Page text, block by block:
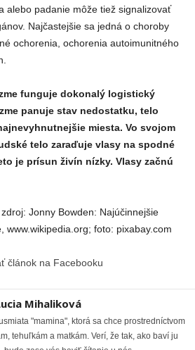
alebo padanie môže tiež signalizovať
Najčastejšie sa jedná o choroby
ochorenia, ochorenia autoimunitného
funguje dokonalý logistický
panuje stav nedostatku, telo
miesta. Vo svojom
telo zaraďuje vlasy na spodné
je prísun živín nízky. Vlasy začnú
Jonny Bowden: Najúčinnejšie
www.wikipedia.org; foto: pixabay.com
článok na Facebooku
Mihaliková
"mamina", ktorá sa chce prostredníctvom
tehuľkám a matkám. Verí, že tak, ako baví ju